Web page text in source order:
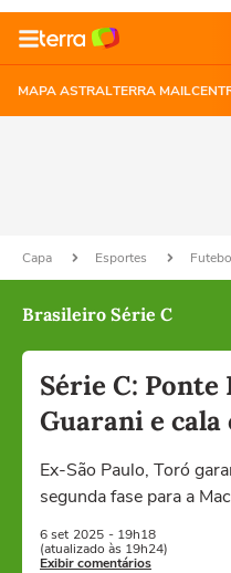
MAPA ASTRALTERRA MAIL
Capa Esportes
Brasileiro Série C
Série C: Ponte
Guarani e
Ex-São Paulo, Toró
segunda fase para a
6 set 2025 - 19h18
(atualizado às 19h24)
Exibir comentários